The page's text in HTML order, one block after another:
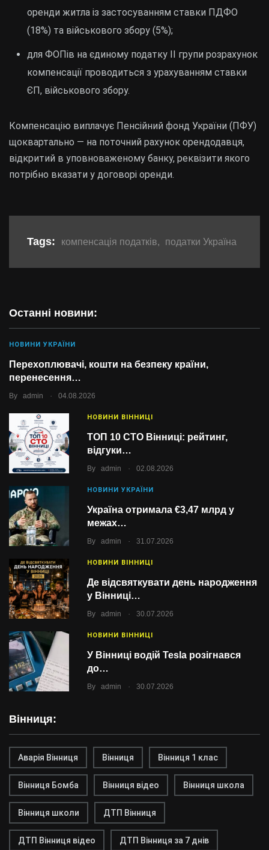
Останні новини:
НОВИНИ УКРАЇНИ
Перехоплювачі, кошти на безпеку країни,
перенесення…
By admin . 04.08.2026
НОВИНИ ВІННИЦІ
ТОП 10 СТО Вінниці: рейтинг,
відгуки…
By admin . 02.08.2026
НОВИНИ УКРАЇНИ
Україна отримала €3,47 млрд у
межах…
By admin . 31.07.2026
НОВИНИ ВІННИЦІ
Де відсвяткувати день народження
у Вінниці…
By admin . 30.07.2026
НОВИНИ ВІННИЦІ
У Вінниці водій Tesla розігнався
до…
By admin . 30.07.2026
Вінниця:
Аварія Вінниця Вінниця Вінниця 1 клас
Вінниця Бомба Вінниця відео Вінниця школа
Вінниця школи ДТП Вінниця
ДТП Вінниця відео ДТП Вінниця за 7 днів
оренди житла із застосуванням ставки ПДФО
(18%) та військового збору (5%);
для ФОПів на єдиному податку II групи розрахунок
компенсації проводиться з урахуванням ставки
ЄП, військового збору.
Компенсацію виплачує Пенсійний фонд України (ПФУ)
щоквартально — на поточний рахунок орендодавця,
відкритий в уповноваженому банку, реквізити якого
потрібно вказати у договорі оренди.
Tags: компенсація податків, податки Україна